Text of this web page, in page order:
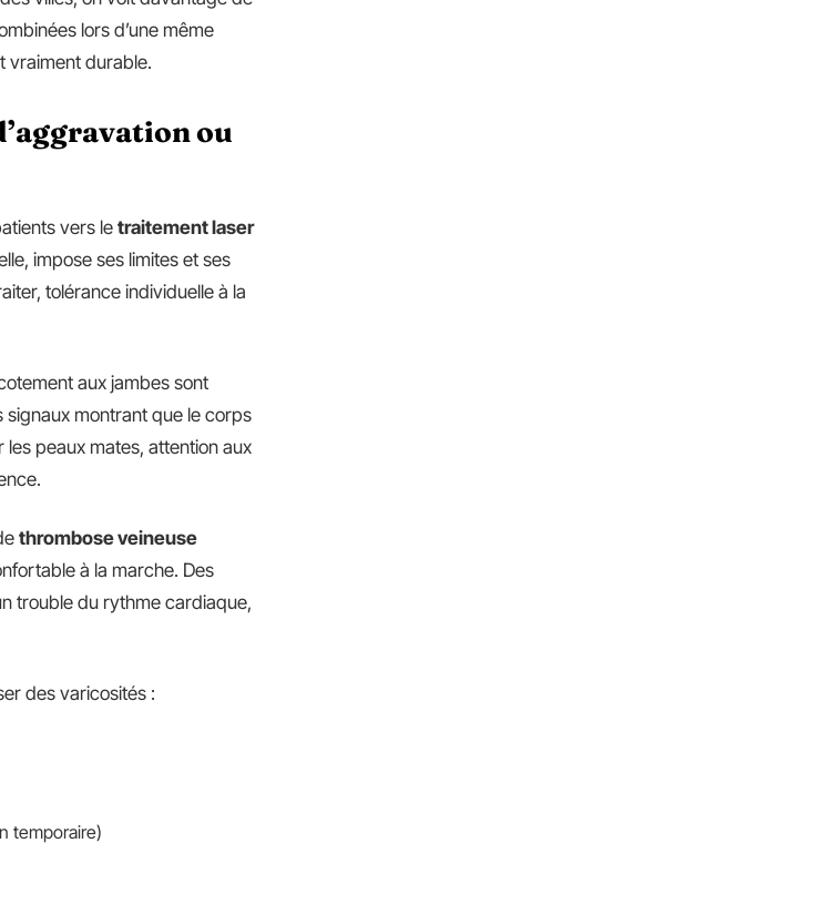
lors d’une même
vraiment durable.
ou
vers le traitement laser
impose ses limites et ses
tolérance individuelle à la
aux jambes sont
montrant que le corps
les peaux mates, attention aux
thrombose veineuse
à la marche. Des
trouble du rythme cardiaque,
des varicosités :
temporaire)